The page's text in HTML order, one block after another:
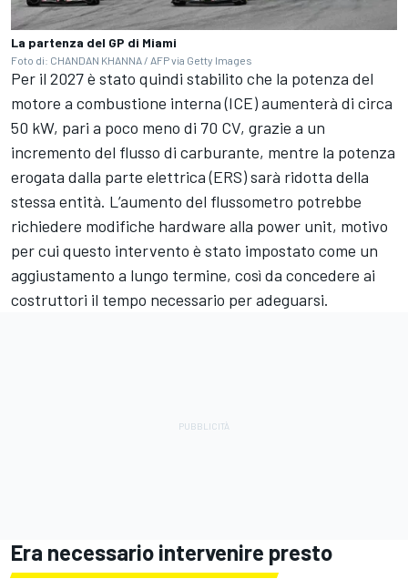
La partenza del GP di Miami
Foto di: CHANDAN KHANNA / AFP via Getty Images
Per il 2027 è stato quindi stabilito che la potenza del
motore a combustione interna (ICE) aumenterà di circa
50 kW, pari a poco meno di 70 CV, grazie a un
incremento del flusso di carburante, mentre la potenza
erogata dalla parte elettrica (ERS) sarà ridotta della
stessa entità. L’aumento del flussometro potrebbe
richiedere modifiche hardware alla power unit, motivo
per cui questo intervento è stato impostato come un
aggiustamento a lungo termine, così da concedere ai
costruttori il tempo necessario per adeguarsi.
Era necessario intervenire presto